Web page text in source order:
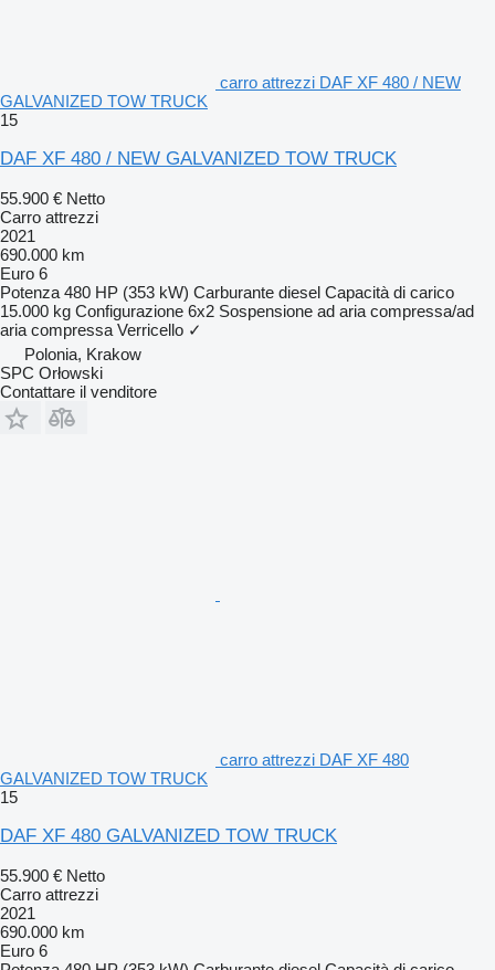
carro attrezzi DAF XF 480 / NEW
GALVANIZED TOW TRUCK
15
DAF XF 480 / NEW GALVANIZED TOW TRUCK
55.900 € Netto
Carro attrezzi
2021
690.000 km
Euro 6
Potenza 480 HP (353 kW) Carburante diesel Capacità di carico
15.000 kg Configurazione 6x2 Sospensione ad aria compressa/ad
aria compressa Verricello ✓
Polonia, Krakow
SPC Orłowski
Contattare il venditore
carro attrezzi DAF XF 480
GALVANIZED TOW TRUCK
15
DAF XF 480 GALVANIZED TOW TRUCK
55.900 € Netto
Carro attrezzi
2021
690.000 km
Euro 6